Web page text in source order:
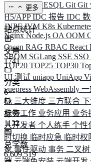
ELK ElysiaESQL Git Git
H5/APPIDC 报告 IDC
JNPFJVM K8s
NginxNode.js OA OOM
Qwen RAG RBAC React
SBOM SGLang SSE SSO
TOP20 TOP25 TOP30
UI 测试 uniapp UniApp
vuepress WebAssembly 一
标 三大维度 三方联合
业务工作 业务应用 业务
人开发者 个人练手 个性
时切换 临时应急 临时权
象 事件驱动 事务 二叉树
更多
站点统计
文章
1741
分类
6
标签
1132
总字数
6,609,519